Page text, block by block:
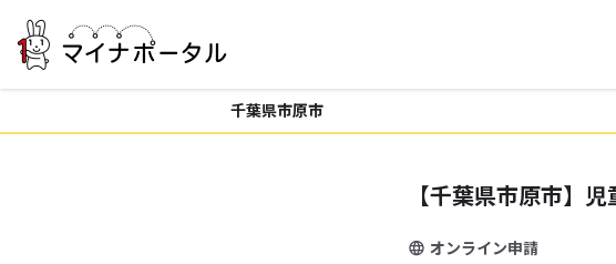
千葉県市原市
【千葉県市原市】
オンライン申請